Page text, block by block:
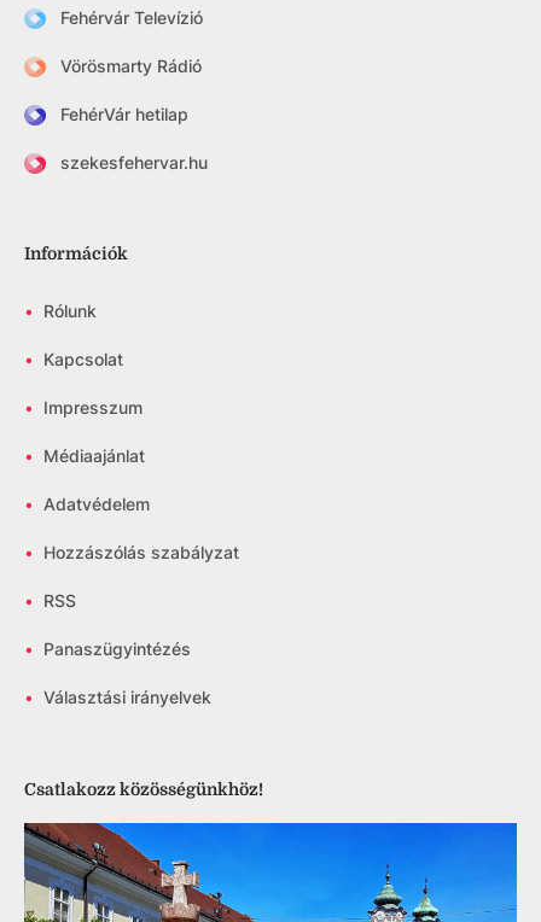
Fehérvár Televízió
Vörösmarty Rádió
FehérVár hetilap
szekesfehervar.hu
Információk
• Rólunk
• Kapcsolat
• Impresszum
• Médiaajánlat
• Adatvédelem
• Hozzászólás szabályzat
• RSS
• Panaszügyintézés
• Választási irányelvek
Csatlakozz közösségünkhöz!